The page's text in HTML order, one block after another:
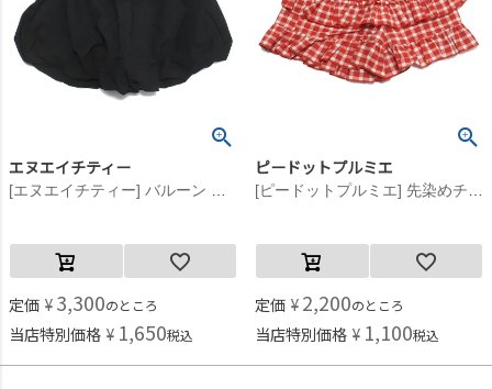
エヌエイチティー
定価 ¥ 3,300のところ
当店特別価格 ¥ 1,650税込
ピードットプルミエ
定価 ¥ 2,200のところ
当店特別価格 ¥ 1,100税込